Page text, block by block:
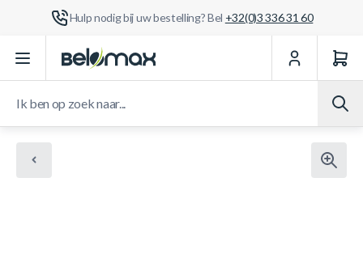
Hulp nodig bij uw bestelling? Bel +32(0)3 336 31 60
Ga naar de inhoud